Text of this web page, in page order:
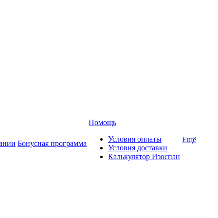
Бонусная программа
Помощь
Условия оплаты
Условия доставки
Калькулятор Изоспан
Ещё